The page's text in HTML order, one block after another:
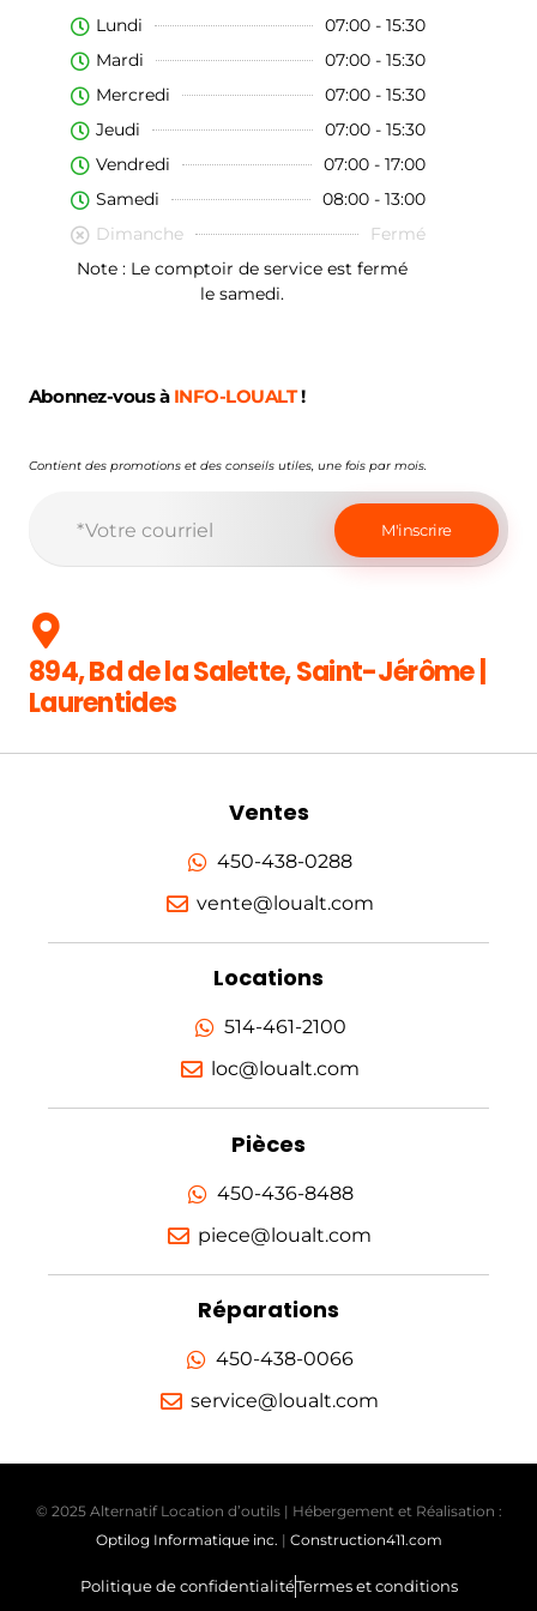
Lundi
07:00 - 15:30
Mardi
07:00 - 15:30
Mercredi
07:00 - 15:30
Jeudi
07:00 - 15:30
Vendredi
07:00 - 17:00
Samedi
08:00 - 13:00
Dimanche
Fermé
Note : Le comptoir de service est fermé
le samedi.
Abonnez-vous à INFO-LOUALT!
Contient des promotions et des conseils utiles, une fois par mois.
894, Bd de la Salette, Saint-Jérôme |
Laurentides
Ventes
450-438-0288
vente@loualt.com
Locations
514-461-2100
loc@loualt.com
Pièces
450-436-8488
piece@loualt.com
Réparations
450-438-0066
service@loualt.com
© 2025 Alternatif Location d’outils | Hébergement et Réalisation :
Optilog Informatique inc. | Construction411.com
Politique de confidentialitéTermes et conditions